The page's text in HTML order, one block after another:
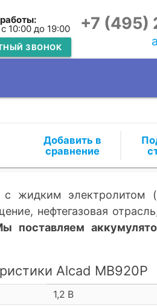
10:00 до 19:00
ЗВОНОК
+7 (495)
c жидким электролитом
нефтегазовая
поставляем
Alcad MB920P
1,2 В